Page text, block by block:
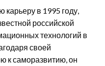
карьеру в 1995 году,
российской
технологий в
своей
к саморазвитию, он